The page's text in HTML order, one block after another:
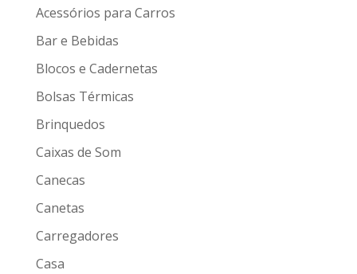
Acessórios para Carros
Bar e Bebidas
Blocos e Cadernetas
Bolsas Térmicas
Brinquedos
Caixas de Som
Canecas
Canetas
Carregadores
Casa